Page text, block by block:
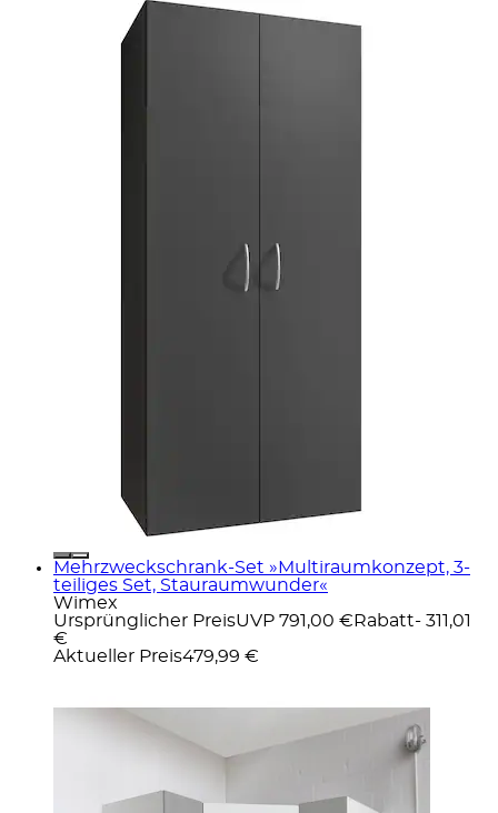
Mehrzweckschrank-Set »Multiraumkonzept, 3-
teiliges Set, Stauraumwunder«
Wimex
Ursprünglicher PreisUVP 791,00 € Rabatt- 311,01
€
Aktueller Preis479,99 €